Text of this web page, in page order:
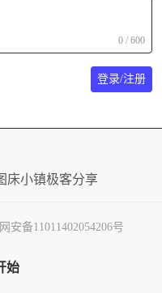
0 / 600
登录/注册
床小镇极客分享
安备11011402054206号
始